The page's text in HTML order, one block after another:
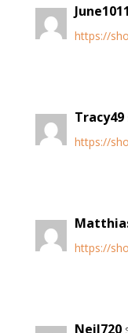
June1011
https://
Tracy49
https://
https://
Neil720